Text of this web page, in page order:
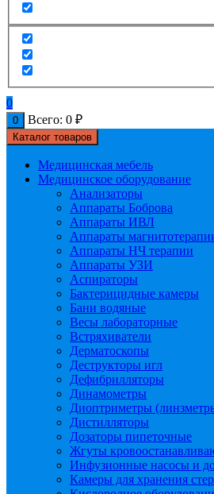
0
0 Всего: 0 ₽
Каталог товаров
Медицинская мебель
Медицинское оборудование
Анализаторы
Аппараты Боброва
Аппараты ИВЛ
Аппараты
Аппараты НЧ терапии
Аппараты УЗИ
Аспираторы
Бактерицидные камеры
Бани водяные
Весы лабораторные
Встряхиватели
Дерматоскопы
Деструкторы игл
Дефибрилляторы
Динамометры
Диоптриметры
Дистилляторы
Дозаторы пипеточные
Жгуты
Инфузионные насосы и
Камеры для хранения